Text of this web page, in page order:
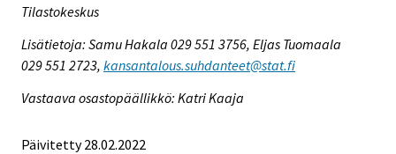
Tilastokeskus
Lisätietoja: Samu Hakala 029 551 3756, Eljas Tuomaala
029 551 2723, kansantalous.suhdanteet@stat.fi
Vastaava osastopäällikkö: Katri Kaaja
Päivitetty 28.02.2022